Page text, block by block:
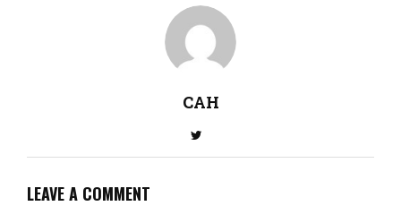
CAH
LEAVE A COMMENT